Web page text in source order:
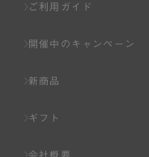
ご利用ガイド
開催中のキャンペーン
新商品
ギフト
会社概要